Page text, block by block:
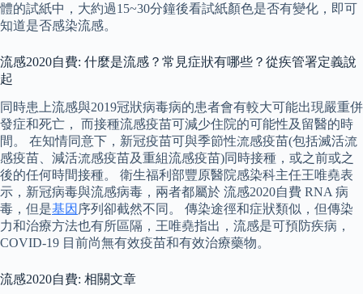
體的試紙中，大約過15~30分鐘後看試紙顏色是否有變化，即可
知道是否感染流感。
流感2020自費: 什麼是流感？常見症狀有哪些？從疾管署定義說
起
同時患上流感與2019冠狀病毒病的患者會有較大可能出現嚴重併
發症和死亡， 而接種流感疫苗可減少住院的可能性及留醫的時
間。 在知情同意下，新冠疫苗可與季節性流感疫苗(包括滅活流
感疫苗、減活流感疫苗及重組流感疫苗)同時接種，或之前或之
後的任何時間接種。 衛生福利部豐原醫院感染科主任王唯堯表
示，新冠病毒與流感病毒，兩者都屬於 流感2020自費 RNA 病
毒，但是基因 序列卻截然不同。 傳染途徑和症狀類似，但傳染
力和治療方法也有所區隔，王唯堯指出，流感是可預防疾病，
COVID-19 目前尚無有效疫苗和有效治療藥物。
流感2020自費: 相關文章